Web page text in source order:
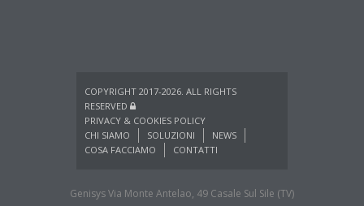
COPYRIGHT 2017-2026. ALL RIGHTS
RESERVED
PRIVACY & COOKIES POLICY
CHI SIAMO
SOLUZIONI
NEWS
COSA FACCIAMO
CONTATTI
Genisys Via Monte Antelao, 49 Casale Sul Sile (TV)